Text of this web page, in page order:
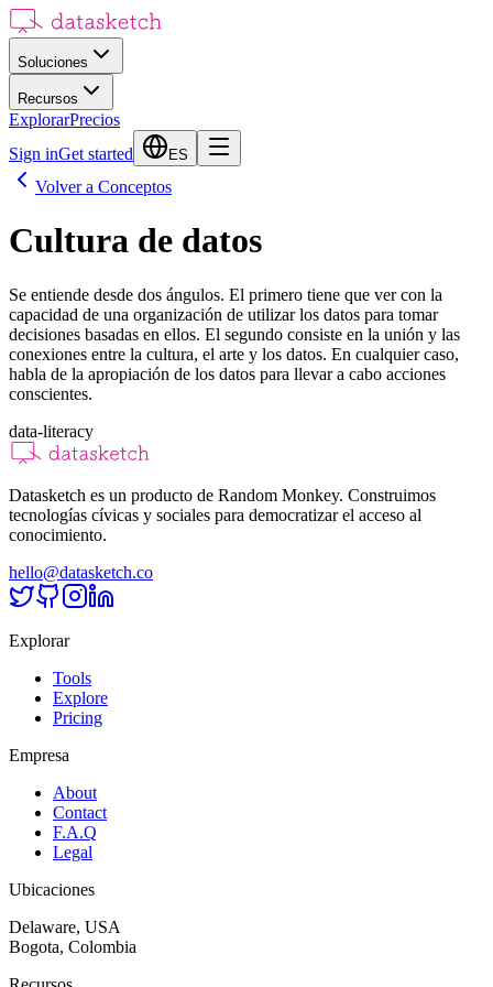
Soluciones
Recursos
ExplorarPrecios
Sign inGet started ES
Volver a Conceptos
Cultura de datos
Se entiende desde dos ángulos. El primero tiene que ver con la
capacidad de una organización de utilizar los datos para tomar
decisiones basadas en ellos. El segundo consiste en la unión y las
conexiones entre la cultura, el arte y los datos. En cualquier caso,
habla de la apropiación de los datos para llevar a cabo acciones
conscientes.
data-literacy
Datasketch es un producto de Random Monkey. Construimos
tecnologías cívicas y sociales para democratizar el acceso al
conocimiento.
hello@datasketch.co
Explorar
Tools
Explore
Pricing
Empresa
About
Contact
F.A.Q
Legal
Ubicaciones
Delaware, USA
Bogota, Colombia